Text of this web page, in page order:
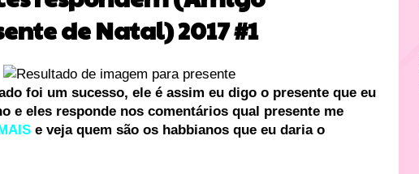
de Natal) 2017 #1
foi um sucesso, ele é assim eu digo o presente que eu
e eles responde nos comentários qual presente me
e veja quem são os habbianos que eu daria o